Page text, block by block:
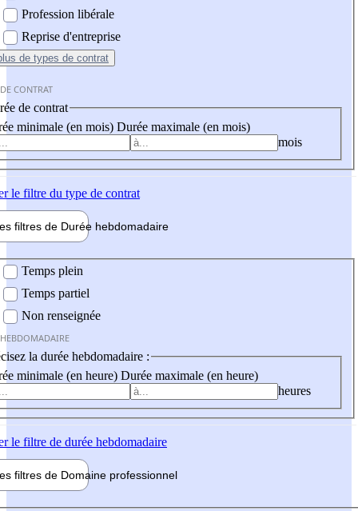
Profession libérale
Reprise d'entreprise
de types de contrat
CONTRAT
de contrat
minimale (en mois) Durée maximale (en mois)
mois
le filtre du type de contrat
filtres de Durée hebdomadaire
Temps plein
Temps partiel
Non renseignée
la durée hebdomadaire :
minimale (en heure) Durée maximale (en heure)
heures
le filtre de durée hebdomadaire
filtres de Domaine professionnel